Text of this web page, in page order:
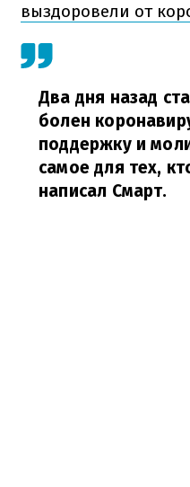
выздоровели от
Два дня назад
болен
поддержку и
самое для тех,
написал Смарт.